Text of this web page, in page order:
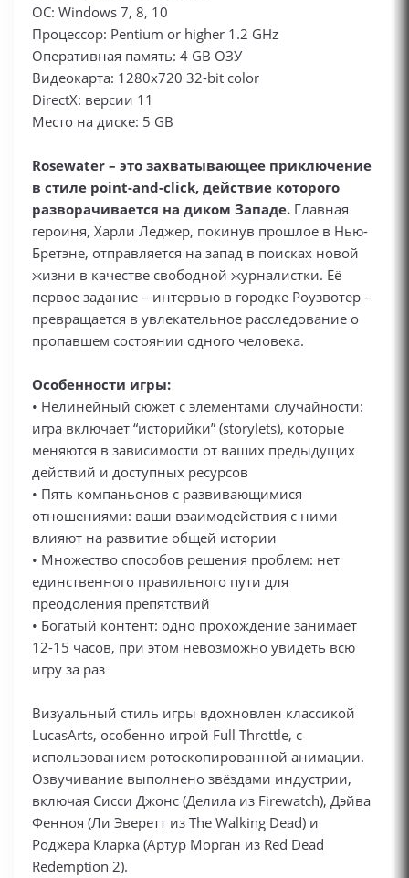
ОС: Windows 7, 8, 10
Процессор: Pentium or higher 1.2 GHz
Оперативная память: 4 GB ОЗУ
Видеокарта: 1280x720 32-bit color
DirectX: версии 11
Место на диске: 5 GB
Rosewater – это захватывающее приключение
в стиле point-and-click, действие которого
разворачивается на диком Западе. Главная
героиня, Харли Леджер, покинув прошлое в Нью-
Бретэне, отправляется на запад в поисках новой
жизни в качестве свободной журналистки. Её
первое задание – интервью в городке Роузвотер –
превращается в увлекательное расследование о
пропавшем состоянии одного человека.
Особенности игры:
• Нелинейный сюжет с элементами случайности:
игра включает “историйки” (storylets), которые
меняются в зависимости от ваших предыдущих
действий и доступных ресурсов
• Пять компаньонов с развивающимися
отношениями: ваши взаимодействия с ними
влияют на развитие общей истории
• Множество способов решения проблем: нет
единственного правильного пути для
преодоления препятствий
• Богатый контент: одно прохождение занимает
12-15 часов, при этом невозможно увидеть всю
игру за раз
Визуальный стиль игры вдохновлен классикой
LucasArts, особенно игрой Full Throttle, с
использованием ротоскопированной анимации.
Озвучивание выполнено звёздами индустрии,
включая Сисси Джонс (Делила из Firewatch), Дэйва
Фенноя (Ли Эверетт из The Walking Dead) и
Роджера Кларка (Артур Морган из Red Dead
Redemption 2).